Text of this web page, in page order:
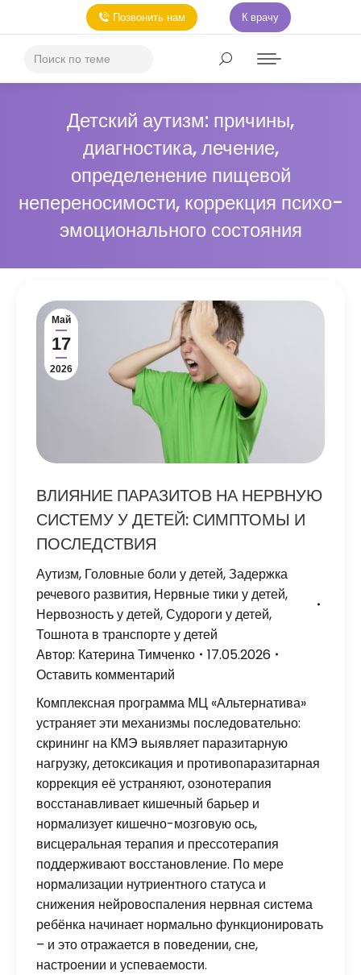
Позвонить нам К врачу
Детский аутизм: причины,
диагностика, лечение,
определенение пищевой
непереносимости, коррекция психо-
эмоционального состояния
Май
17
2026
ВЛИЯНИЕ ПАРАЗИТОВ НА НЕРВНУЮ
СИСТЕМУ У ДЕТЕЙ: СИМПТОМЫ И
ПОСЛЕДСТВИЯ
Аутизм, Головные боли у детей,Задержка
речевого развития, Нервные тики у детей,
Нервозность у детей,Судороги у детей,
Тошнота в транспорте у детей
Автор: Катерина Тимченко
17.05.2026
Оставить комментарий
Комплексная программа МЦ «Альтернатива»
устраняет эти механизмы последовательно:
скрининг на КМЭ выявляет паразитарную
нагрузку, детоксикация и противопаразитарная
коррекция её устраняют, озонотерапия
восстанавливает кишечный барьер и
нормализует кишечно-мозговую ось,
висцеральная терапия и прессотерапия
поддерживают восстановление. По мере
нормализации нутриентного статуса и
снижения нейровоспаления нервная система
ребёнка начинает нормально функционировать
– и это отражается в поведении, сне,
настроении и успеваемости.